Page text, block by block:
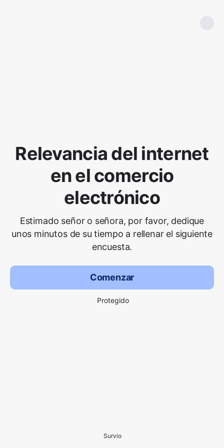
Relevancia del internet
en el comercio
electrónico
Estimado señor o señora, por favor, dedique
unos minutos de su tiempo a rellenar el siguiente
encuesta.
Comenzar
Protegido
Survio